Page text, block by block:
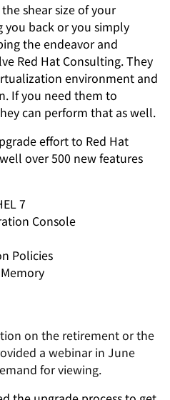
shear size of your
back or you simply
the endeavor and
Red Hat Consulting. They
environment and
If you need them to
can perform that as well.
effort to Red Hat
over 500 new features
7
Console
Policies
on the retirement or the
a webinar in June
for viewing.